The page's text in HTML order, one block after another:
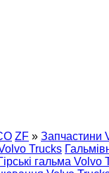
ZF » Запчастини
Trucks
гальма Volvo